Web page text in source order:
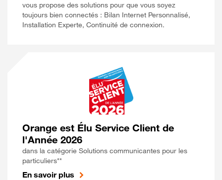
vous propose des solutions pour que vous soyez
toujours bien connectés : Bilan Internet Personnalisé,
Installation Experte, Continuité de connexion.
Orange est Élu Service Client de
l'Année 2026
dans la catégorie Solutions communicantes pour les
particuliers**
En savoir plus